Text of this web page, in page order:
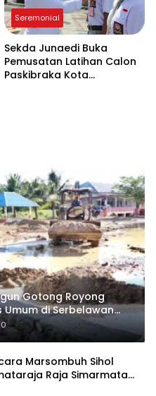
Seremonial
Sekda Junaedi Buka
Pemusatan Latihan Calon
Paskibraka Kota
Gotong Royong
Umum di Serbelawan
0
Marsombuh Sihol
Raja Simarmata